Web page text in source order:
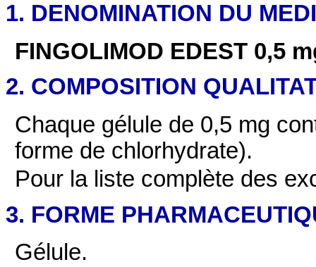
1. DENOMINATION DU
FINGOLIMOD EDEST 0,5
2. COMPOSITION
Chaque gélule de 0,5 mg
forme de chlorhydrate).
Pour la liste complète des
3. FORME
Gélule.